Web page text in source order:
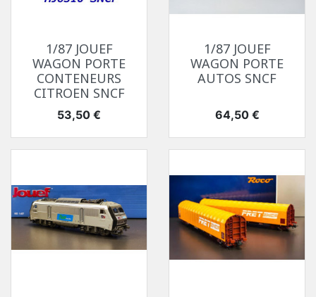
1/87 JOUEF
WAGON PORTE
CONTENEURS
CITROEN SNCF
Prix
53,50 €
1/87 JOUEF
WAGON PORTE
AUTOS SNCF
Prix
64,50 €